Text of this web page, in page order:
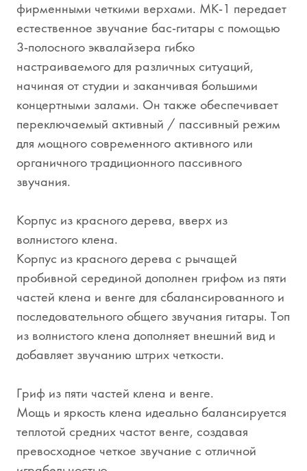
фирменными четкими верхами. MK-1 передает
естественное звучание бас-гитары с помощью
3-полосного эквалайзера гибко
настраиваемого для различных ситуаций,
начиная от студии и заканчивая большими
концертными залами. Он также обеспечивает
переключаемый активный / пассивный режим
для мощного современного активного или
органичного традиционного пассивного
звучания.
Корпус из красного дерева, вверх из
волнистого клена.
Корпус из красного дерева с рычащей
пробивной серединой дополнен грифом из пяти
частей клена и венге для сбалансированного и
последовательного общего звучания гитары. Топ
из волнистого клена дополняет внешний вид и
добавляет звучанию штрих четкости.
Гриф из пяти частей клена и венге.
Мощь и яркость клена идеально балансируется
теплотой средних частот венге, создавая
превосходное четкое звучание с отличной